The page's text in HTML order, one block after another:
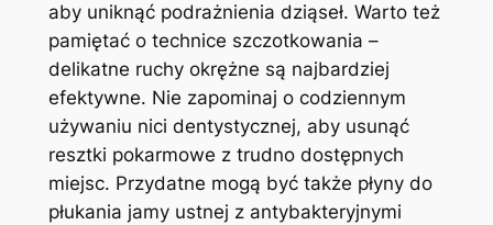
aby uniknąć podrażnienia dziąseł. Warto też
pamiętać o technice szczotkowania –
delikatne ruchy okrężne są najbardziej
efektywne. Nie zapominaj o codziennym
używaniu nici dentystycznej, aby usunąć
resztki pokarmowe z trudno dostępnych
miejsc. Przydatne mogą być także płyny do
płukania jamy ustnej z antybakteryjnymi